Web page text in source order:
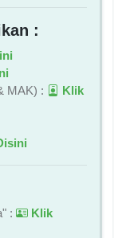
:
MAK) :
Klik
:
Klik